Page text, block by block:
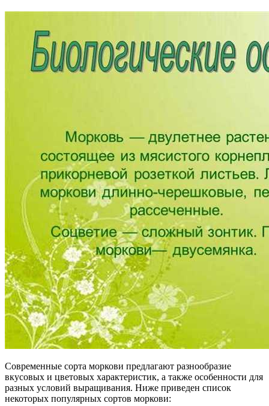
Современные сорта моркови предлагают разнообразие
вкусовых и цветовых характеристик, а также особенности для
разных условий выращивания. Ниже приведен список
некоторых популярных сортов моркови: